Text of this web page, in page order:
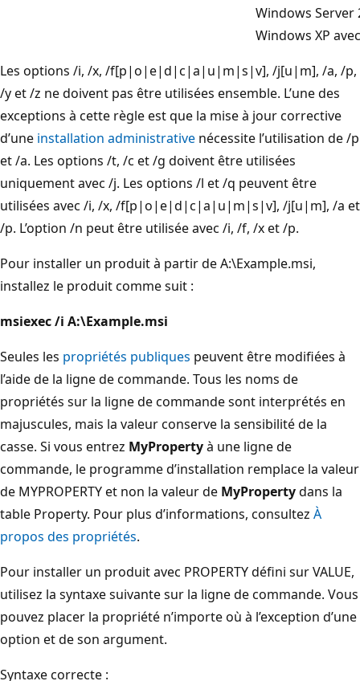
Windows Server
Windows XP
Les options /i, /x, /f[p|o|e|d|c|a|u|m|s|v], /j[u|m], /a, /p,
/y et /z ne doivent pas être utilisées ensemble. L’une des
exceptions à cette règle est que la mise à jour corrective
d’une installation administrative nécessite l’utilisation de /p
et /a. Les options /t, /c et /g doivent être utilisées
uniquement avec /j. Les options /l et /q peuvent être
utilisées avec /i, /x, /f[p|o|e|d|c|a|u|m|s|v], /j[u|m], /a et
/p. L’option /n peut être utilisée avec /i, /f, /x et /p.
Pour installer un produit à partir de A:\Example.msi,
installez le produit comme suit :
msiexec /i A:\Example.msi
Seules les propriétés publiques peuvent être modifiées à
l’aide de la ligne de commande. Tous les noms de
propriétés sur la ligne de commande sont interprétés en
majuscules, mais la valeur conserve la sensibilité de la
casse. Si vous entrez MyPropertyà une ligne de
commande, le programme d’installation remplace la valeur
de MYPROPERTY et non la valeur de MyPropertydans la
table Property. Pour plus d’informations, consultez À
propos des propriétés.
Pour installer un produit avec PROPERTY défini sur VALUE,
utilisez la syntaxe suivante sur la ligne de commande. Vous
pouvez placer la propriété n’importe où à l’exception d’une
option et de son argument.
Syntaxe correcte :